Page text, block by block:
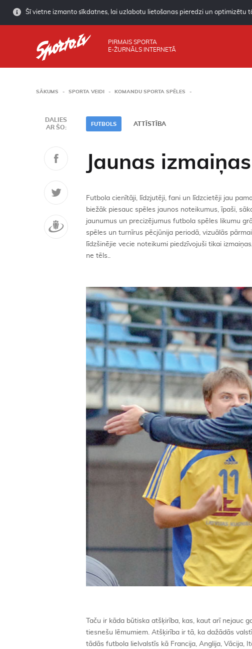
Šī vietne izmanto sīkdatnes, lai uzlabotu lietošanas pieredzi un
PIRMAIS SPORTA
E-ŽURNĀLS INTERNETĀ
SĀKUMS SPORTA VEIDI KOMANDU SPORTA SPĒLES
DALIES
AR ŠO:
FUTBOLS ATTĪSTĪBA
Jaunas
Futbola cienītāji, līdzjutēji, fani un līdzcietēji jau
biežāk piesauc spēles jaunos noteikumus, īpaši,
jaunumus un precizējumus futbola spēles likumu
spēles un turnīrus pēcjūnija periodā, vizuālās
līdzšinējie vecie noteikumi piedzīvojuši tikai
ne tēls..
Taču ir kāda būtiska atšķirība, kas, kaut arī nejauc
tiesnešu lēmumiem. Atšķirība ir tā, ka dažādās
tādās futbola lielvalstīs kā Francija, Anglija, Vācija,